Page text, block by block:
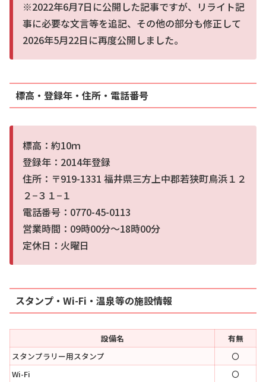
※2022年6月7日に公開した記事ですが、リライト記
事に必要な文言等を追記、その他の部分も修正して
2026年5月22日に再度公開しました。
標高・登録年・住所・電話番号
標高：約10ｍ
登録年：2014年登録
住所：〒919-1331 福井県三方上中郡若狭町鳥浜１２
２−３１−１
電話番号：0770-45-0113
営業時間：09時00分～18時00分
定休日：火曜日
スタンプ・Wi-Fi・温泉等の施設情報
設備名
有無
スタンプラリー用スタンプ
〇
Wi-Fi
〇